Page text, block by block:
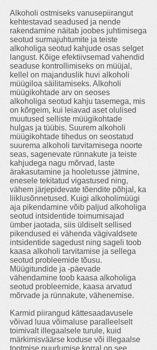
Alkoholi ostmiseks vanusepiirangut
kehtestavad seadused ja nende
rakendamine näitab joobes juhtimisega
seotud surmajuhtumite ja teiste
alkoholiga seotud kahjude osas selget
langust. Kõige efektiivsemad vahendid
seaduse kontrollimiseks on müüjal,
kellel on majanduslik huvi alkoholi
müügiloa säilitamiseks. Alkoholi
müügikohtade arv on seoses
alkoholiga seotud kahju tasemega, mis
on kõrgeim, kui leiavad aset olulised
muutused selliste müügikohtade
hulgas ja tüübis. Suurem alkoholi
müügikohtade tihedus on seostatud
suurema alkoholi tarvitamisega noorte
seas, sagenevate rünnakute ja teiste
kahjudega nagu mõrvad, laste
ärakasutamine ja hooletusse jätmine,
enesele tekitatud vigastused ning,
vähem järjepidevate tõendite põhjal, ka
liiklusõnnetused. Kuigi alkoholimüügi
aja pikendamine võib paljud alkoholiga
seotud intsidentide toimumisajad
ümber jaotada, siis üldiselt sellised
pikendused ei vähenda vägivaldsete
intsidentide sagedust ning sageli toob
kaasa alkoholi tarvitamise ja sellega
seotud probleemide tõusu.
Müügitundide ja -päevade
vähendamine toob kaasa alkoholiga
seotud probleemide, kaasa arvatud
mõrvade ja rünnakute, vähenemise.
Karmid piirangud kättesaadavusele
võivad luua võimaluse paralleelselt
toimivalt illegaalsele turule, kuid
märkimisväärse koduse või illegaalse
tootmise puudumise korral on see